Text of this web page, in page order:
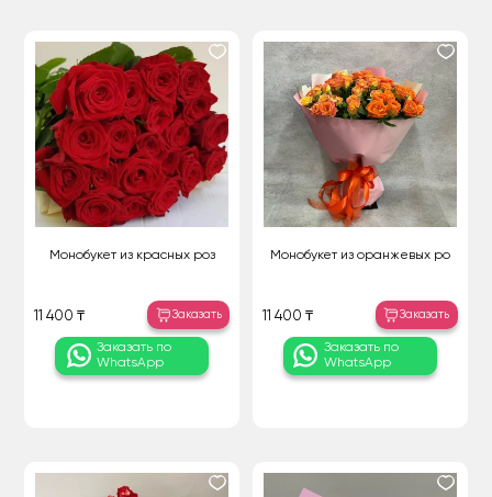
Монобукет из красных роз
11 400 ₸ Заказать
Заказать по
WhatsApp
Монобукет из оранжевых ро
11 400 ₸ Заказать
Заказать по
WhatsApp